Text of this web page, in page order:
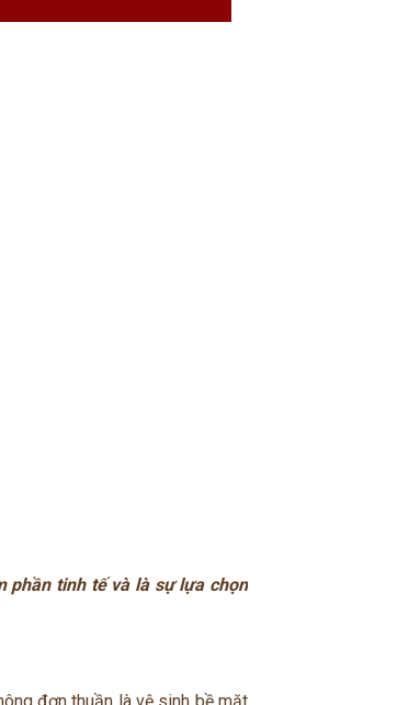
phần tinh tế và là sự lựa chọn
đơn thuần là vệ sinh bề mặt